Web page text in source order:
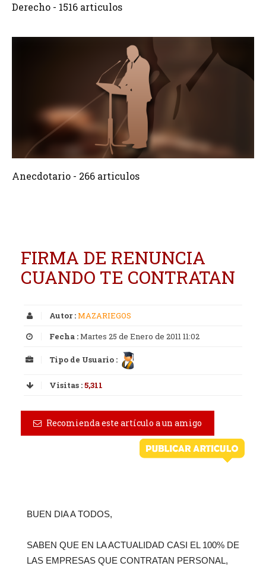
Derecho - 1516 articulos
Crear 266 Articulos
Anecdotario - 266 articulos
FIRMA DE RENUNCIA
CUANDO TE CONTRATAN
Autor :MAZARIEGOS
Fecha :Martes 25 de Enero de 2011 11:02
Tipo de Usuario :
Visitas :5,311
Recomienda este artículo a un amigo
BUEN DIA A TODOS,
SABEN QUE EN LA ACTUALIDAD CASI EL 100% DE
LAS EMPRESAS QUE CONTRATAN PERSONAL,